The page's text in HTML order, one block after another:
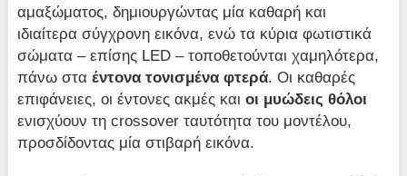
αμαξώματος, δημιουργώντας μία καθαρή και
ιδιαίτερα σύγχρονη εικόνα, ενώ τα κύρια φωτιστικά
σώματα – επίσης LED – τοποθετούνται χαμηλότερα,
πάνω σταέντονα τονισμένα φτερά. Οι καθαρές
επιφάνειες, οι έντονες ακμές καιοι μυώδεις θόλοι
ενισχύουν τη crossover ταυτότητα του μοντέλου,
προσδίδοντας μία στιβαρή εικόνα.